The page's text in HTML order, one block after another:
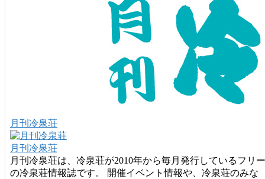
月刊冷泉荘
月刊冷泉荘
月刊冷泉荘は、冷泉荘が2010年から毎月発行しているフリー
の冷泉荘情報誌です。 開催イベント情報や、冷泉荘のみな